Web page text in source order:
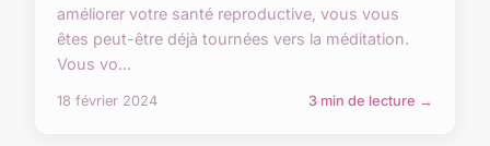
améliorer votre santé reproductive, vous vous
êtes peut-être déjà tournées vers la méditation.
Vous vo...
18 février 2024 3 min de lecture →